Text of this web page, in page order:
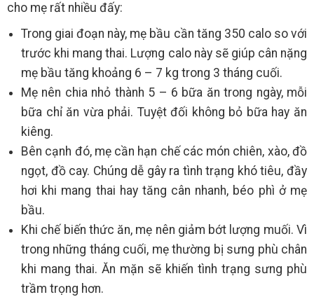
cho mẹ rất nhiều đấy:
Trong giai đoạn này, mẹ bầu cần tăng 350 calo so với
trước khi mang thai. Lượng calo này sẽ giúp cân nặng
mẹ bầu tăng khoảng 6 – 7 kg trong 3 tháng cuối.
Mẹ nên chia nhỏ thành 5 – 6 bữa ăn trong ngày, mỗi
bữa chỉ ăn vừa phải. Tuyệt đối không bỏ bữa hay ăn
kiêng.
Bên cạnh đó, mẹ cần hạn chế các món chiên, xào, đồ
ngọt, đồ cay. Chúng dễ gây ra tình trạng khó tiêu, đầy
hơi khi mang thai hay tăng cân nhanh, béo phì ở mẹ
bầu.
Khi chế biến thức ăn, mẹ nên giảm bớt lượng muối. Vì
trong những tháng cuối, mẹ thường bị sưng phù chân
khi mang thai. Ăn mặn sẽ khiến tình trạng sưng phù
trầm trọng hơn.